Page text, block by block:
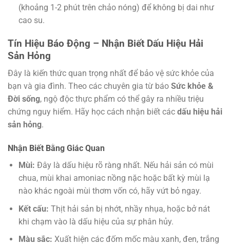
(khoảng 1-2 phút trên chảo nóng) để không bị dai như
cao su.
Tín Hiệu Báo Động – Nhận Biết Dấu Hiệu Hải
Sản Hỏng
Đây là kiến thức quan trọng nhất để bảo vệ sức khỏe của
bạn và gia đình. Theo các chuyên gia từ báo Sức khỏe &
Đời sống, ngộ độc thực phẩm có thể gây ra nhiều triệu
chứng nguy hiểm. Hãy học cách nhận biết các dấu hiệu hải
sản hỏng.
Nhận Biết Bằng Giác Quan
Mùi: Đây là dấu hiệu rõ ràng nhất. Nếu hải sản có mùi
chua, mùi khai amoniac nồng nặc hoặc bất kỳ mùi lạ
nào khác ngoài mùi thơm vốn có, hãy vứt bỏ ngay.
Kết cấu: Thịt hải sản bị nhớt, nhầy nhụa, hoặc bở nát
khi chạm vào là dấu hiệu của sự phân hủy.
Màu sắc: Xuất hiện các đốm mốc màu xanh, đen, trắng